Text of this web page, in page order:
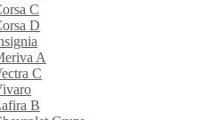
C
D
A
C
B